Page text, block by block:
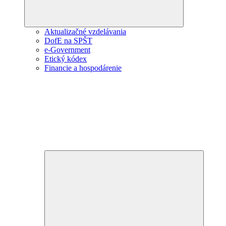
Aktualizačné vzdelávania
DofE na SPŠT
e-Government
Etický kódex
Financie a hospodárenie